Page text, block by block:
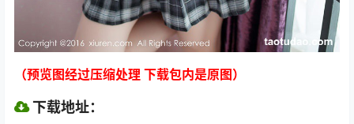
（预览图经过压缩处理 下载包内是原图）
下载地址：